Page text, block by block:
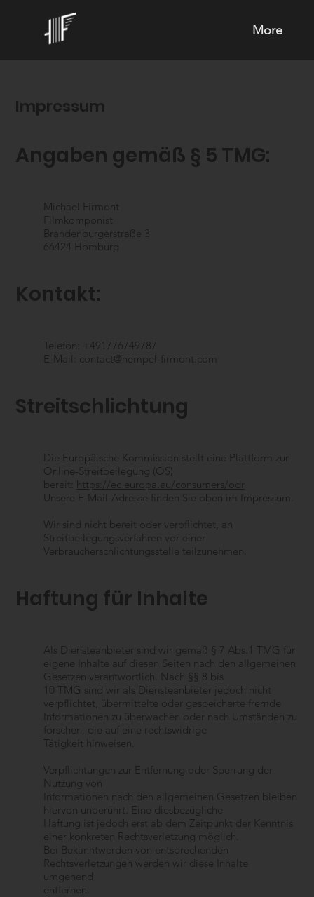
More
Impressum
Angaben gemäß § 5 TMG:
Michael Firmont
Filmkomponist
Brandenburgerstraße 3
66424 Homburg
Kontakt:
Telefon: +491776749787
E-Mail: contact@hempel-firmont.com
Streitschlichtung
Die Europäische Kommission stellt eine Plattform zur
Online-Streitbeilegung (OS)
bereit:
https://ec.europa.eu/consumers/odr
Unsere E-Mail-Adresse finden Sie oben im Impressum.
Wir sind nicht bereit oder verpflichtet, an
Streitbeilegungsverfahren vor einer
Verbraucherschlichtungsstelle teilzunehmen.
Haftung für Inhalte
Als Diensteanbieter sind wir gemäß § 7 Abs.1 TMG für
eigene Inhalte auf diesen Seiten nach den allgemeinen
Gesetzen verantwortlich. Nach §§ 8 bis
10 TMG sind wir als Diensteanbieter jedoch nicht
verpflichtet, übermittelte oder gespeicherte fremde
Informationen zu überwachen oder nach Umständen zu
forschen, die auf eine rechtswidrige
Tätigkeit hinweisen.
Verpflichtungen zur Entfernung oder Sperrung der
Nutzung von
Informationen nach den allgemeinen Gesetzen bleiben
hiervon unberührt. Eine diesbezügliche
Haftung ist jedoch erst ab dem Zeitpunkt der Kenntnis
einer konkreten Rechtsverletzung möglich.
Bei Bekanntwerden von entsprechenden
Rechtsverletzungen werden wir diese Inhalte
umgehend
entfernen.